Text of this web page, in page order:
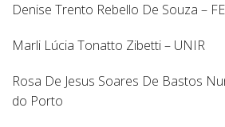
Denise Trento Rebello De Souza –
Marli Lúcia Tonatto Zibetti – UNIR
Rosa De Jesus Soares De Bastos
do Porto